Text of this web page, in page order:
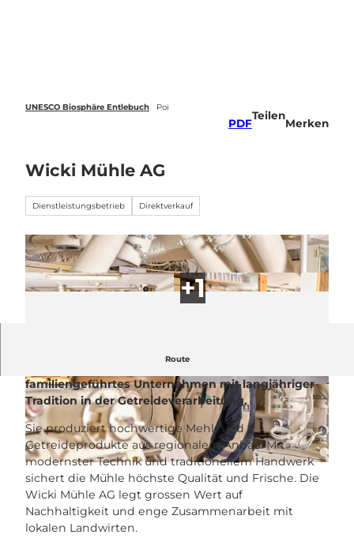
UNESCO Biosphäre Entlebuch Poi
PDF
Teilen
Merken
Wicki Mühle AG
Dienstleistungsbetrieb Direktverkauf
© UNESCO Biosphäre Entlebuch / hurrah.ch |
CC-BY-NC-ND
© UNESCO Biosphäre Entlebuch / hurrah.ch |
CC-BY-NC-ND
Route
familiengeführtes Unternehmen mit langjähriger
Tradition in der Getreideverarbeitung.
Sie produziert hochwertige Mehl- und
Getreideprodukte aus regionalem Anbau. Mit
modernster Technik und traditionellem Handwerk
sichert die Mühle höchste Qualität und Frische. Die
Wicki Mühle AG legt grossen Wert auf
Nachhaltigkeit und enge Zusammenarbeit mit
lokalen Landwirten.